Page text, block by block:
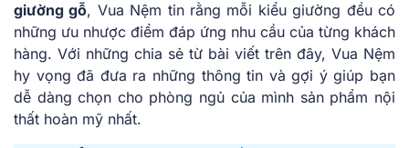
giường gỗ, Vua Nệm tin rằng mỗi kiểu giường đều có
những ưu nhược điểm đáp ứng nhu cầu của từng khách
hàng. Với những chia sẻ từ bài viết trên đây, Vua Nệm
hy vọng đã đưa ra những thông tin và gợi ý giúp bạn
dễ dàng chọn cho phòng ngủ của mình sản phẩm nội
thất hoàn mỹ nhất.